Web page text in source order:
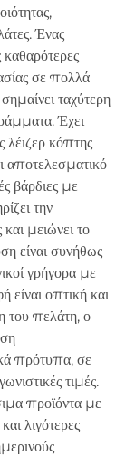
Ένας
καθαρότερες
σε πολλά
ταχύτερη
Έχει
λέιζερ κόπτης
αποτελεσματικό
βάρδιες με
την
μειώνει το
είναι συνήθως
γρήγορα με
είναι οπτική και
του πελάτη, ο
πρότυπα, σε
τιμές.
προϊόντα με
λιγότερες